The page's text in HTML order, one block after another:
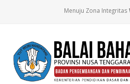
Menuju Zona Integritas